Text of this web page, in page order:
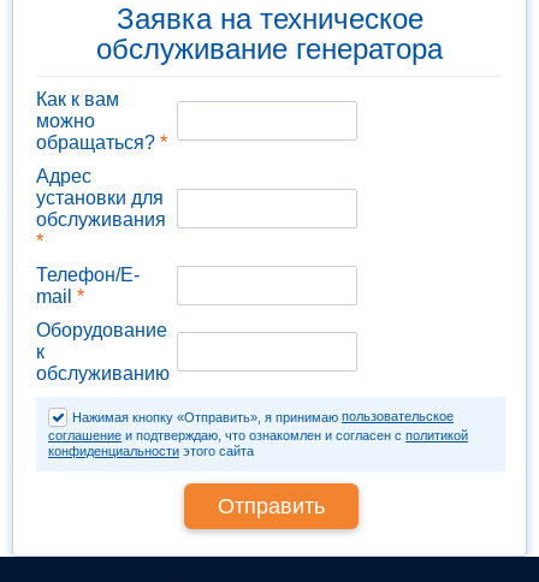
Заявка на техническое
обслуживание генератора
Как к вам
можно
обращаться? *
Адрес
установки для
обслуживания
*
Телефон/E-
mail *
Оборудование
к
обслуживанию
Нажимая кнопку «Отправить», я принимаю пользовательское
соглашение и подтверждаю, что ознакомлен и согласен с политикой
конфиденциальности этого сайта